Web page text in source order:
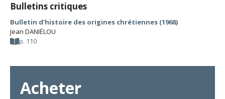
Bulletins critiques
Bulletin d’histoire des origines chrétiennes (1968)
Jean DANIÉLOU
p. 110
Acheter